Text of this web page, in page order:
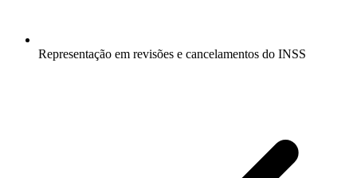
Representação em revisões e cancelamentos do INSS